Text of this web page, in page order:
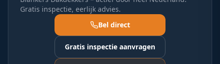
Gratis inspectie, eerlijk advies.
Bel direct
Gratis inspectie aanvragen